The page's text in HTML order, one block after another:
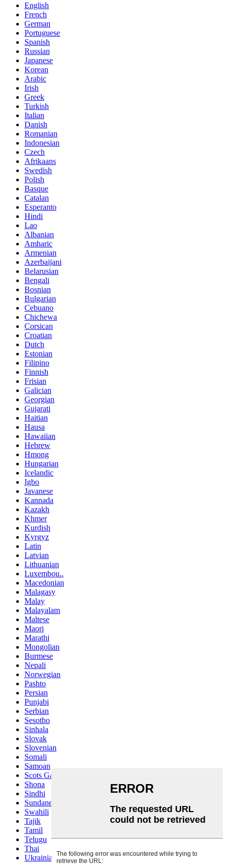
English
French
German
Portuguese
Spanish
Russian
Japanese
Korean
Arabic
Irish
Greek
Turkish
Italian
Danish
Romanian
Indonesian
Czech
Afrikaans
Swedish
Polish
Basque
Catalan
Esperanto
Hindi
Lao
Albanian
Amharic
Armenian
Azerbaijani
Belarusian
Bengali
Bosnian
Bulgarian
Cebuano
Chichewa
Corsican
Croatian
Dutch
Estonian
Filipino
Finnish
Frisian
Galician
Georgian
Gujarati
Haitian
Hausa
Hawaiian
Hebrew
Hmong
Hungarian
Icelandic
Igbo
Javanese
Kannada
Kazakh
Khmer
Kurdish
Kyrgyz
Latin
Latvian
Lithuanian
Luxembou..
Macedonian
Malagasy
Malay
Malayalam
Maltese
Maori
Marathi
Mongolian
Burmese
Nepali
Norwegian
Pashto
Persian
Punjabi
Serbian
Sesotho
Sinhala
Slovak
Slovenian
Somali
Samoan
Scots Gaelic
Shona
Sindhi
Sundanese
Swahili
Tajik
Tamil
Telugu
Thai
Ukrainian